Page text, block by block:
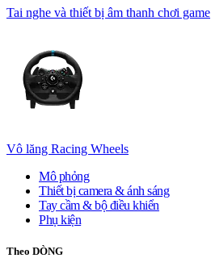
Tai nghe và thiết bị âm thanh chơi game
Vô lăng Racing Wheels
Mô phỏng
Thiết bị camera & ánh sáng
Tay cầm & bộ điều khiển
Phụ kiện
Theo DÒNG